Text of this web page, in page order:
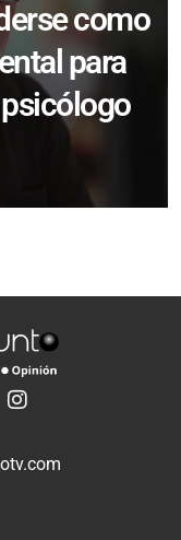
como
para